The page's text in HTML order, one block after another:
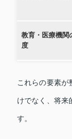
教育・医療機関
度
これらの要素が
けでなく、将来
す。